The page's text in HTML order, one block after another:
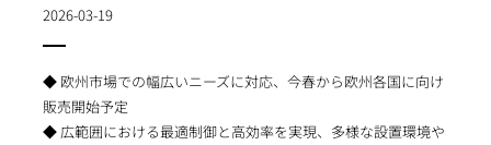
2026-03-19
◆ 欧州市場での幅広いニーズに対応、今春から欧州各国に向け
販売開始予定
◆ 広範囲における最適制御と高効率を実現、多様な設置環境や